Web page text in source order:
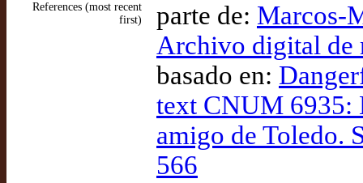
References (most recent
first)
parte de: Marcos-
Archivo digital de
basado en:
text CNUM 6935:
amigo de Toledo.
566